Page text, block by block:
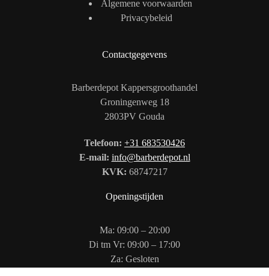
Algemene voorwaarden
Privacybeleid
Contactgegevens
Barberdepot Kappersgroothandel
Groningenweg 18
2803PV Gouda
Telefoon: +31 683530426
E-mail: info@barberdepot.nl
KVK: 68747217
Openingstijden
Ma: 09:00 – 20:00
Di tm Vr: 09:00 – 17:00
Za: Gesloten